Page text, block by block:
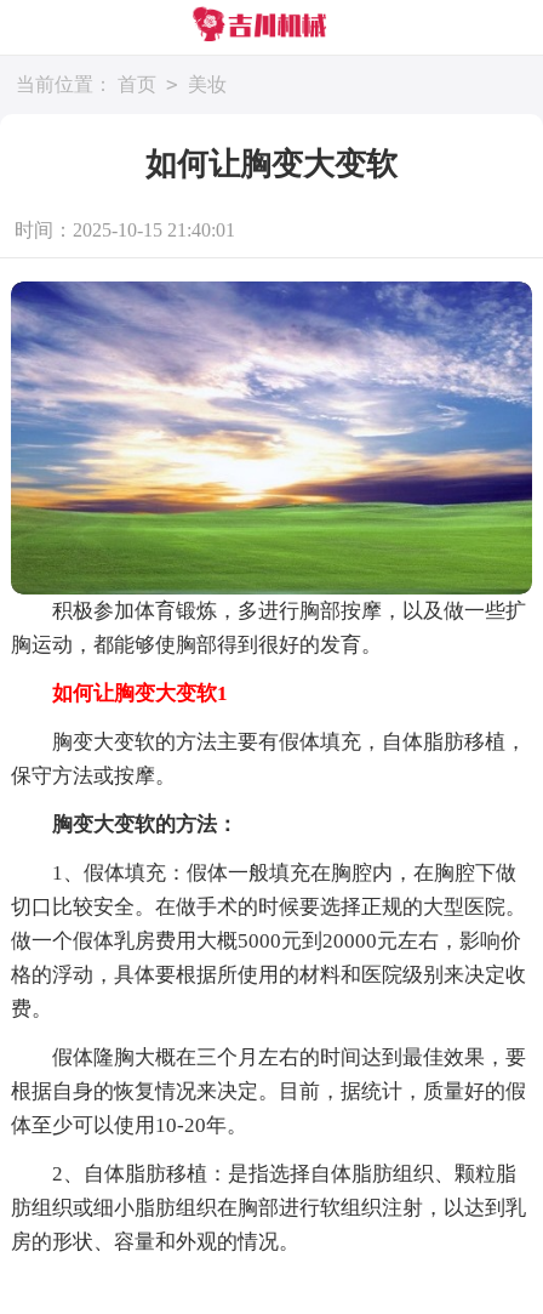
当前位置： 首页 > 美妆
如何让胸变大变软
时间：2025-10-15 21:40:01
积极参加体育锻炼，多进行胸部按摩，以及做一些扩
胸运动，都能够使胸部得到很好的发育。
如何让胸变大变软1
胸变大变软的方法主要有假体填充，自体脂肪移植，
保守方法或按摩。
胸变大变软的方法：
1、假体填充：假体一般填充在胸腔内，在胸腔下做
切口比较安全。在做手术的时候要选择正规的大型医院。
做一个假体乳房费用大概5000元到20000元左右，影响价
格的浮动，具体要根据所使用的材料和医院级别来决定收
费。
假体隆胸大概在三个月左右的时间达到最佳效果，要
根据自身的恢复情况来决定。目前，据统计，质量好的假
体至少可以使用10-20年。
2、自体脂肪移植：是指选择自体脂肪组织、颗粒脂
肪组织或细小脂肪组织在胸部进行软组织注射，以达到乳
房的形状、容量和外观的情况。